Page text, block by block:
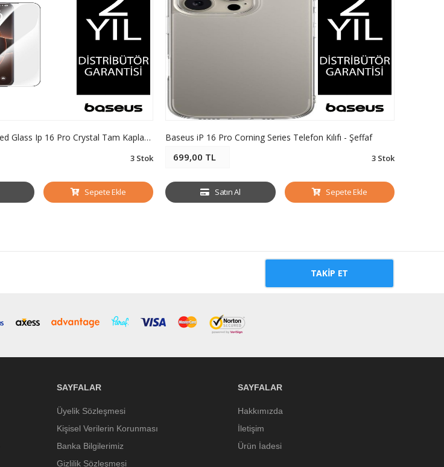
Baseus Hd Tempered Glass Ip 16 Pro Crystal Tam Kaplama Hd Ekran Koruyucu
3 Stok
Sepete Ekle
Baseus iP 16 Pro Corning Series Telefon Kılıfı - Şeffaf
699,00 TL 3 Stok
Satın Al Sepete Ekle
TAKIP ET
SAYFALAR
Üyelik Sözleşmesi
Kişisel Verilerin Korunması
Banka Bilgilerimiz
Gizlilik Sözleşmesi
SAYFALAR
Hakkımızda
İletişim
Ürün İadesi